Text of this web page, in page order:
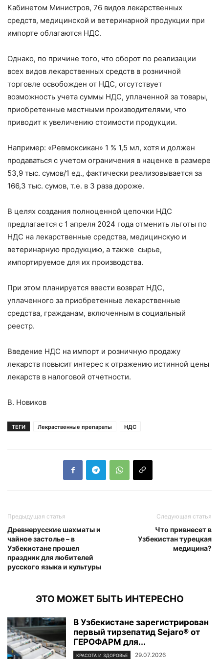
Кабинетом Министров, 76 видов лекарственных
средств, медицинской и ветеринарной продукции при
импорте облагаются НДС.
Однако, по причине того, что оборот по реализации
всех видов лекарственных средств в розничной
торговле освобожден от НДС, отсутствует
возможность учета суммы НДС, уплаченной за товары,
приобретенные местными производителями, что
приводит к увеличению стоимости продукции.
Например: «Ревмоксикан» 1 % 1,5 мл, хотя и должен
продаваться с учетом ограничения в наценке в размере
53,9 тыс. сумов/1 ед., фактически реализовывается за
166,3 тыс. сумов, т.е. в 3 раза дороже.
В целях создания полноценной цепочки НДС
предлагается с 1 апреля 2024 года отменить льготы по
НДС на лекарственные средства, медицинскую и
ветеринарную продукцию, а также сырье,
импортируемое для их производства.
При этом планируется ввести возврат НДС,
уплаченного за приобретенные лекарственные
средства, гражданам, включенным в социальный
реестр.
Введение НДС на импорт и розничную продажу
лекарств повысит интерес к отражению истинной цены
лекарств в налоговой отчетности.
В. Новиков
ТЕГИ Лекраственные препараты НДС
Предыдущая статья
Древнерусские шахматы и
чайное застолье – в
Узбекистане прошел
праздник для любителей
русского языка и культуры
Следующая статья
Что привнесет в
Узбекистан турецкая
медицина?
ЭТО МОЖЕТ БЫТЬ ИНТЕРЕСНО
В Узбекистане зарегистрирован
первый тирзепатид Sejaro® от
ГЕРОФАРМ для...
КРАСОТА И ЗДОРОВЬЕ 29.07.2026